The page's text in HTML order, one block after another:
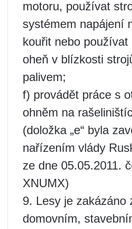
motoru, používat
systémem napájení
kouřit nebo používat
oheň v blízkosti
palivem;
f) provádět práce s
ohněm na
(doložka „e“ byla
nařízením vlády
ze dne 05.05.2011.
XNUMX)
9. Lesy je zakázáno
domovním,